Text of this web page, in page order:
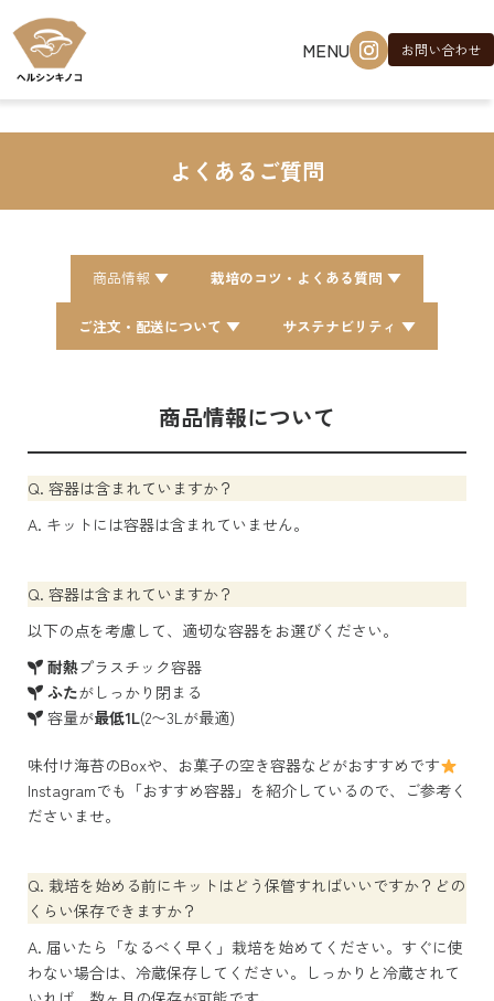
MENU お問い合わせ
よくあるご質問
商品情報 ▼ 栽培のコツ・よくある質問 ▼
ご注文・配送について ▼ サステナビリティ ▼
商品情報について
Q. 容器は含まれていますか？
A. キットには容器は含まれていません。
Q. 容器は含まれていますか？
以下の点を考慮して、適切な容器をお選びください。
耐熱プラスチック容器
ふたがしっかり閉まる
容量が最低1L(2〜3Lが最適)
味付け海苔のBoxや、お菓子の空き容器などがおすすめです
Instagramでも「おすすめ容器 」を紹介しているので、ご参考く
ださいませ。
Q. 栽培を始める前にキットはどう保管すればいいですか？どの
くらい保存できますか？
A. 届いたら「なるべく早く」栽培を始めてください。すぐに使
わない場合は、冷蔵保存してください。しっかりと冷蔵されて